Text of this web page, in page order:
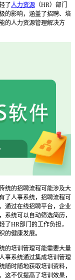
了人力资源 （HR）部门
的影响，涵盖了招聘、培
的人力资源管理解决方
统的招聘流程可能涉及大
了人事系统，招聘流程可
通过在线招聘平台，企业
系统可以自动筛选简历，
了HR部门的工作负担，
的健康发展。
的培训管理可能需要大量
事系统通过集成培训管理
随时随地获取培训资料，
这不仅提高了培训效果，